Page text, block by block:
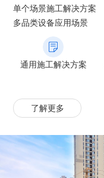
单个场景施工解决方案
多品类设备应用场景
通用施工解决方案
了解更多